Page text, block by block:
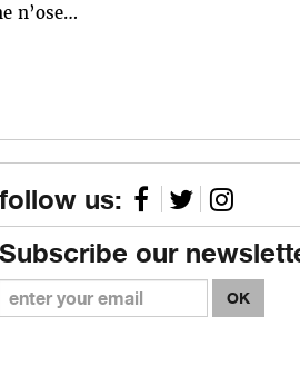
n’ose…
follow us:
Subscribe our
OK